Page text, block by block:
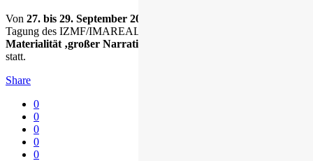
Von 27. bis 29. September 2017
Tagung des IZMF/IMAREAL mit dem Titel
Materialität ‚großer Narrative‘: Religiöse (Re-)Formationen“
statt.
Share
0
0
0
0
0